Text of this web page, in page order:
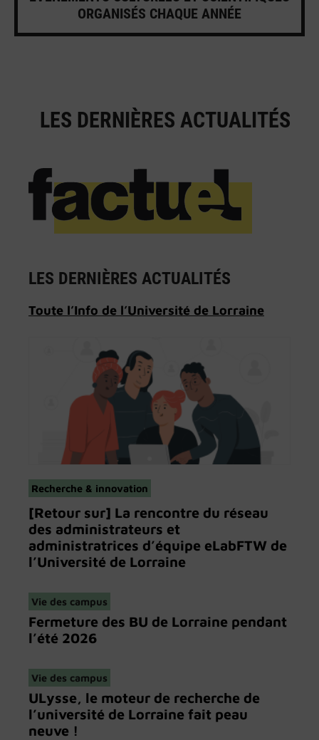
ORGANISÉS CHAQUE ANNÉE
LES DERNIÈRES ACTUALITÉS
LES DERNIÈRES ACTUALITÉS
Toute l’Info de l’Université de Lorraine
Recherche & innovation
[Retour sur] La rencontre du réseau
des administrateurs et
administratrices d’équipe eLabFTW de
l’Université de Lorraine
Vie des campus
Fermeture des BU de Lorraine pendant
l’été 2026
Vie des campus
ULysse, le moteur de recherche de
l’université de Lorraine fait peau
neuve !